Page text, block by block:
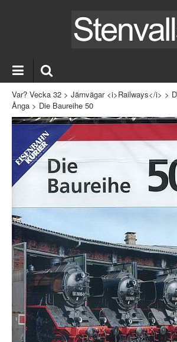
Var? Vecka 32 > Järnvägar <i>Railways</i> >
Ånga > Die Baureihe 50